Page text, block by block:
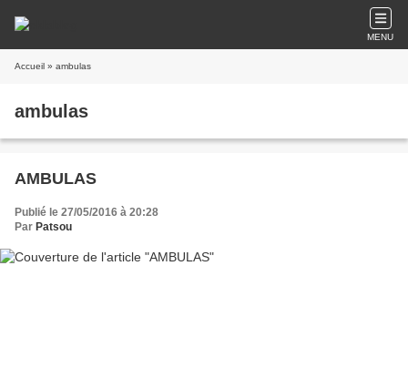
MENU
Accueil » ambulas
ambulas
AMBULAS
Publié le 27/05/2016 à 20:28
Par Patsou